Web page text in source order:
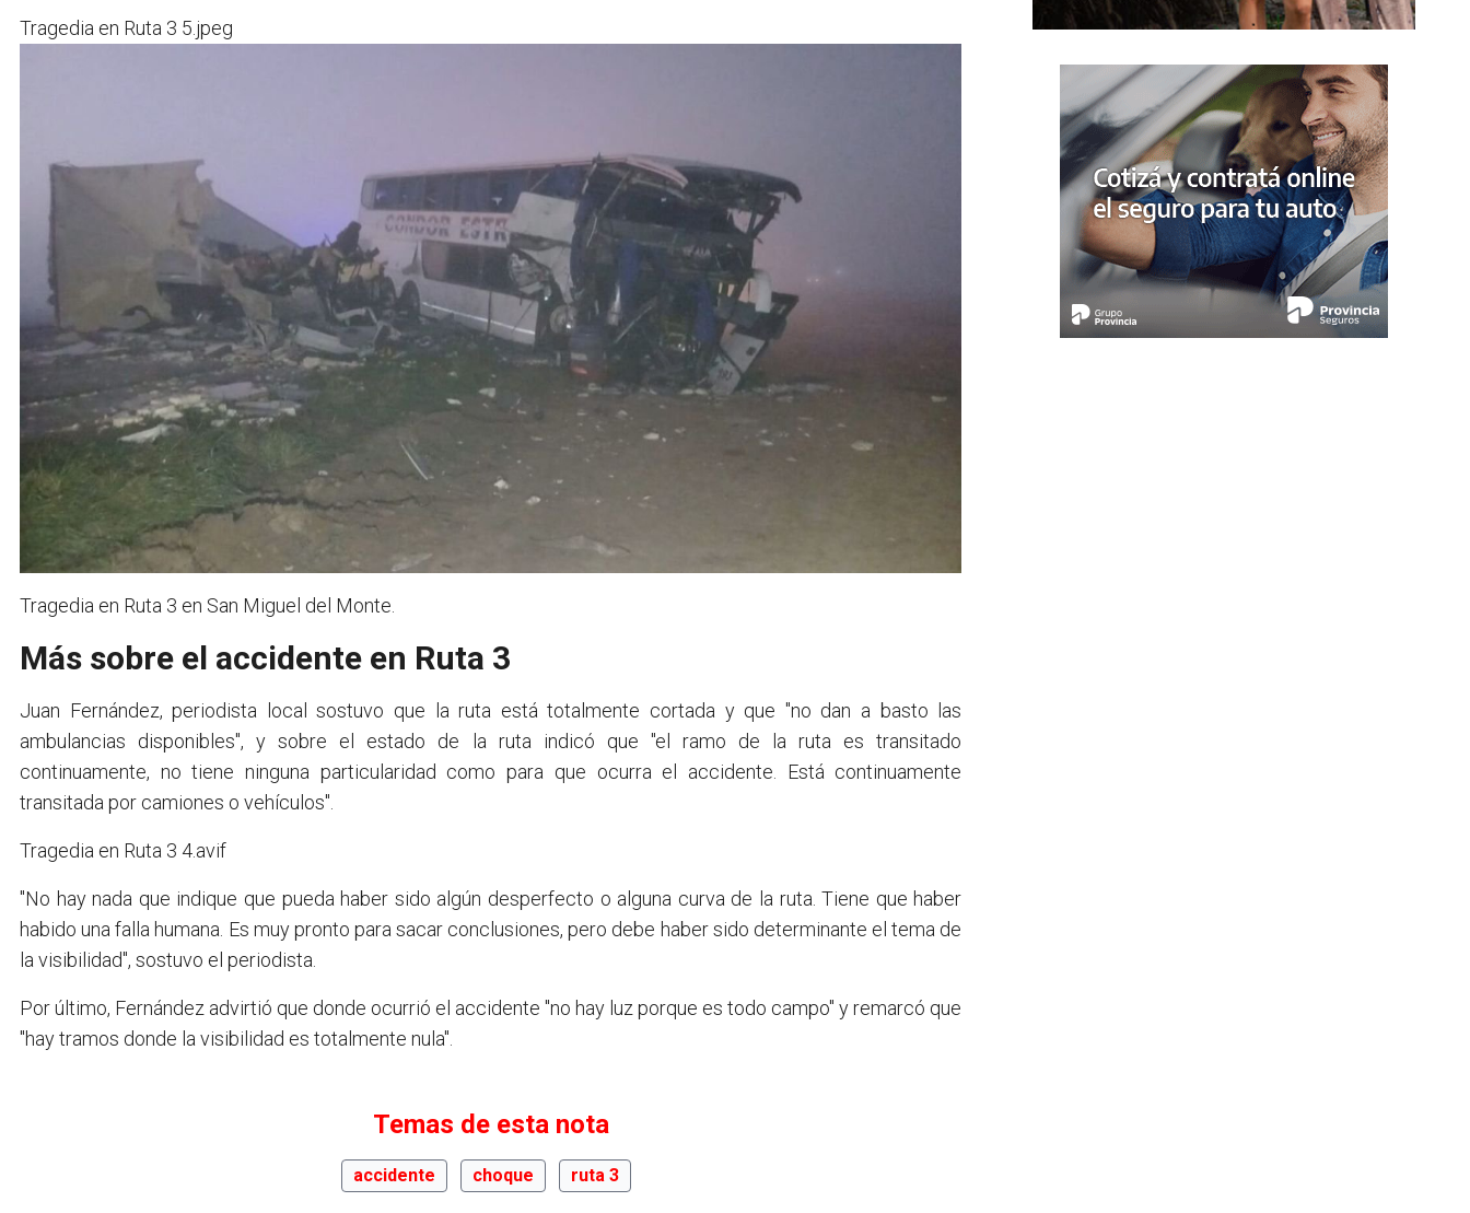
Tragedia en Ruta 3 5.jpeg
Tragedia en Ruta 3 en San Miguel del Monte.
Más sobre el accidente en Ruta 3
Juan Fernández, periodista local sostuvo que la ruta está totalmente cortada y que "no dan a basto las
ambulancias disponibles", y sobre el estado de la ruta indicó que "el ramo de la ruta es transitado
continuamente, no tiene ninguna particularidad como para que ocurra el accidente. Está continuamente
transitada por camiones o vehículos".
Tragedia en Ruta 3 4.avif
"No hay nada que indique que pueda haber sido algún desperfecto o alguna curva de la ruta. Tiene que haber
habido una falla humana. Es muy pronto para sacar conclusiones, pero debe haber sido determinante el tema de
la visibilidad", sostuvo el periodista.
Por último, Fernández advirtió que donde ocurrió el accidente "no hay luz porque es todo campo" y remarcó que
"hay tramos donde la visibilidad es totalmente nula".
Temas de esta nota
accidente choque ruta 3